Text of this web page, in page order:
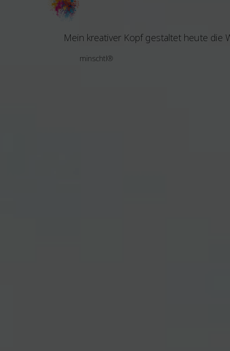
Mein kreativer Kopf gestaltet heute die
minschtl®